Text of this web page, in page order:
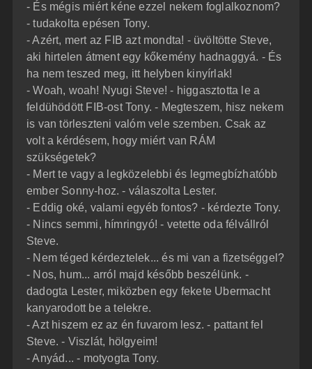
- És mégis miért kéne ezzel nekem foglalkoznom?
- tudakolta epésen Tony.
- Azért, mert az FIB azt mondta! - üvöltötte Steve,
aki hirtelen átment egy kőkemény hadnaggyá. - És
ha nem teszed meg, itt helyben kinyírlak!
- Woah, woah! Nyugi Steve! - higgasztotta le a
feldühödött FIB-ost Tony. - Megteszem, hisz nekem
is van törleszteni valóm vele szemben. Csak az
volt a kérdésem, hogy miért van RÁM
szükségetek?
- Mert te vagy a legközelebbi és legmegbízhatóbb
ember Sonny-hoz. - válaszolta Lester.
- Eddig oké, valami egyéb fontos? - kérdezte Tony.
- Nincs semmi, hímringyó! - vetette oda félvállról
Steve.
- Nem téged kérdeztelek... és mi van a fizetséggel?
- Nos, hum... arról majd később beszélünk. -
dadogta Lester, miközben egy fekete Ubermacht
kanyarodott be a telekre.
- Azt hiszem ez az én fuvarom lesz. - pattant fel
Steve. - Viszlát, hölgyeim!
- Anyád... - motyogta Tony.